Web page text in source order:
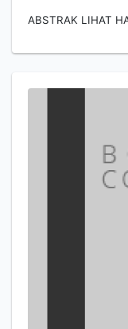
ABSTRAK LIHAT